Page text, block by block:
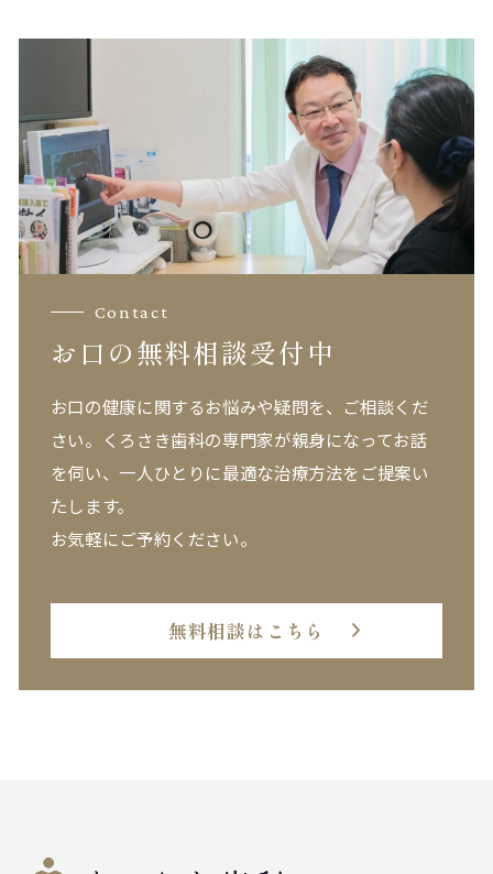
Contact
お口の無料相談受付中
お口の健康に関するお悩みや疑問を、ご相談くだ
さい。 くろさき歯科の専門家が親身になってお話
を伺い、一人ひとりに最適な治療方法をご提案い
たします。
お気軽にご予約ください。
無料相談はこちら